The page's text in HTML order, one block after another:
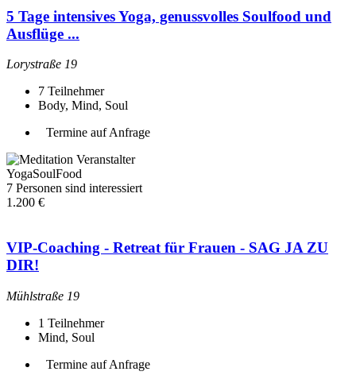
5 Tage intensives Yoga, genussvolles Soulfood und
Ausflüge ...
Lorystraße 19
7 Teilnehmer
Body, Mind, Soul
Termine auf Anfrage
Veranstalter
YogaSoulFood
7 Personen sind interessiert
1.200 €
VIP-Coaching - Retreat für Frauen - SAG JA ZU
DIR!
Mühlstraße 19
1 Teilnehmer
Mind, Soul
Termine auf Anfrage